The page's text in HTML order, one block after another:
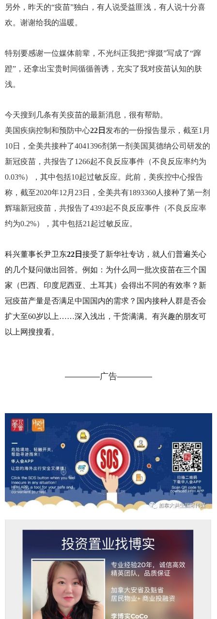
另外，昨天的“疫苗”独白，有人说受益匪浅，有人说十分喜
欢。谢谢给我的温暖。
特别要感谢一位媒体前辈，不光纠正我把“撺掇”写成了“蹿
蹬”，还拿出宝贵时间循循善诱，充实了我对疫苗认知的肤
浅。
今天搜到几条有关疫苗的最新消息，很有帮助。
美国疾病控制和预防中心22日 发布的一份报告显示，截至1月
10日，全美共接种了4041396剂第一剂美国莫德纳公司研发的
新冠疫苗，共报告了1266起不良反应事件（不良反应率约为
0.03%），其中包括10起过敏反应。此前，美疾控中心报告
称，截至2020年12月23日，全美共有1893360人接种了第一剂
辉瑞新冠疫苗，共报告了4393起不良反应事件（不良反应率
约为0.2%），其中包括21起过敏反应。
科兴董事长尹卫东22日接受了新华社专访，就人们普遍关心
的几个疑问做出回答。例如：为什么 同一批次疫苗在三个国
家（巴西、印度尼西亚、土耳其）会得出不同的有效率？新
冠疫苗产量是否满足中国国内的需求？国内接种人群是否会
扩大至60岁以上……深入浅出，干货满满。有兴趣的朋友可
以上网搜搜看。
————广告————